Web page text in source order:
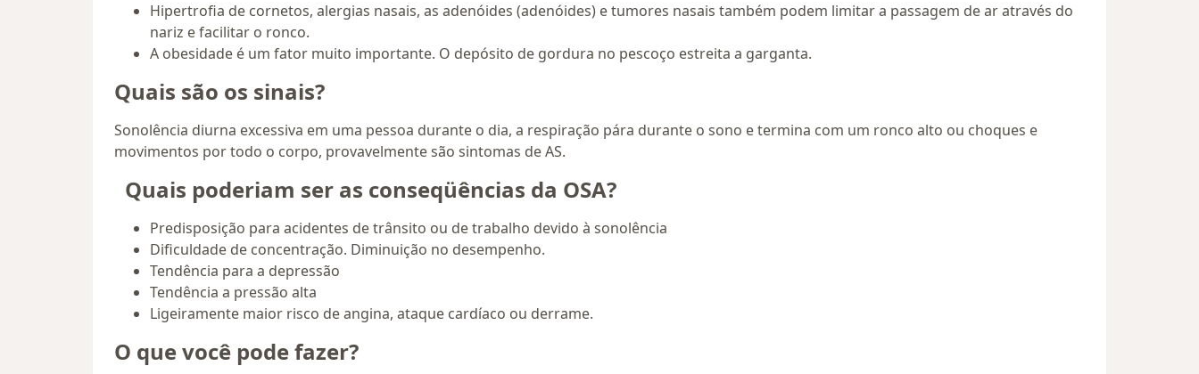
Hipertrofia de cornetos, alergias nasais, as adenóides (adenóides) e tumores nasais também podem limitar a passagem de ar através do
nariz e facilitar o ronco.
A obesidade é um fator muito importante. O depósito de gordura no pescoço estreita a garganta.
Quais são os sinais?
Sonolência diurna excessiva em uma pessoa durante o dia, a respiração pára durante o sono e termina com um ronco alto ou choques e
movimentos por todo o corpo, provavelmente são sintomas de AS.
Quais poderiam ser as conseqüências da OSA?
Predisposição para acidentes de trânsito ou de trabalho devido à sonolência
Dificuldade de concentração. Diminuição no desempenho.
Tendência para a depressão
Tendência a pressão alta
Ligeiramente maior risco de angina, ataque cardíaco ou derrame.
O que você pode fazer?